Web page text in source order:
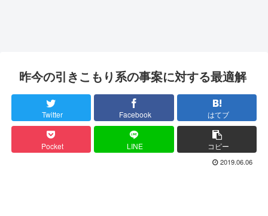
昨今の引きこもり系の事案に対する最適解
Twitter Facebook はてブ
Pocket LINE コピー
2019.06.06